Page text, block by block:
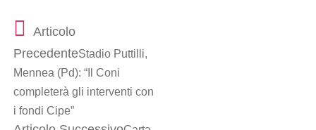
Articolo
PrecedenteStadio Puttilli,
Mennea (Pd): “Il Coni
completerà gli interventi con
i fondi Cipe”